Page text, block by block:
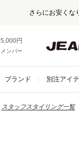
さらにお安くな
5,000円以上お買い上げで送
メンバー登録でお得な情報を
ブランド 別注アイ
スタッフスタイリング一覧